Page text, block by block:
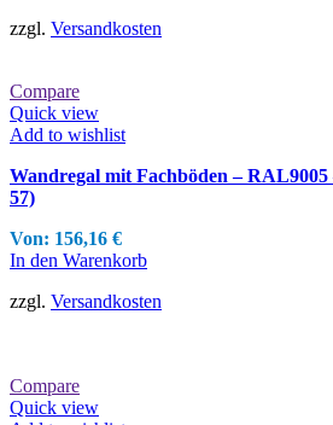
zzgl. Versandkosten
Compare
Quick view
Add to wishlist
Wandregal mit Fachböden – RAL9005
57)
Von: 156,16 €
In den Warenkorb
zzgl. Versandkosten
Compare
Quick view